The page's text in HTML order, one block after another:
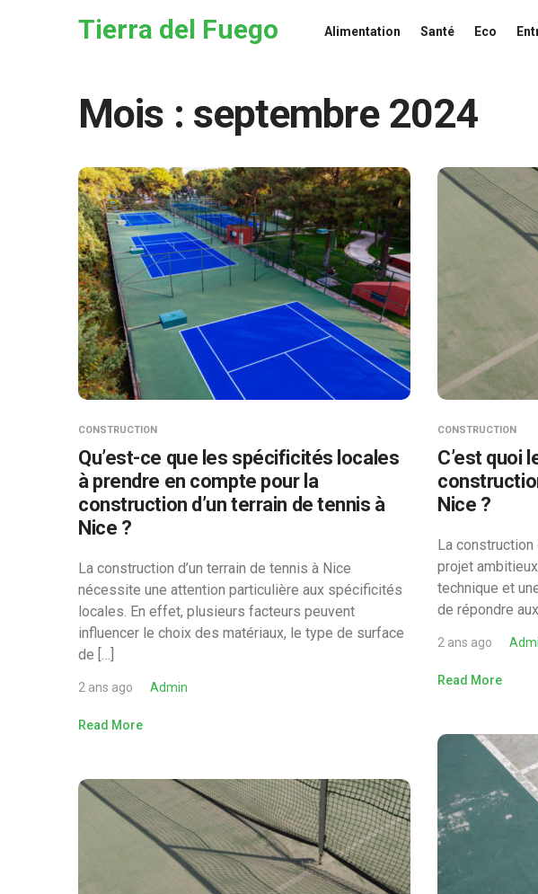
Tierra del Fuego Alimentation Santé Eco
Mois : septembre 2024
CONSTRUCTION
Qu’est-ce que les spécificités locales
à prendre en compte pour la
construction d’un terrain de tennis à
Nice ?
La construction d’un terrain de tennis à Nice
nécessite une attention particulière aux spécificités
locales. En effet, plusieurs facteurs peuvent
influencer le choix des matériaux, le type de surface
de […]
2 ans ago Admin
Read More
CONSTRUCTION
C’est quoi
Nice ?
La construction
projet
technique et
de répondre
2 ans ago
Read More